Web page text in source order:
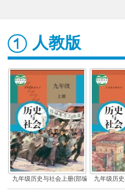
人教版
九年级历史与社会上册(部编
版)
九年级历